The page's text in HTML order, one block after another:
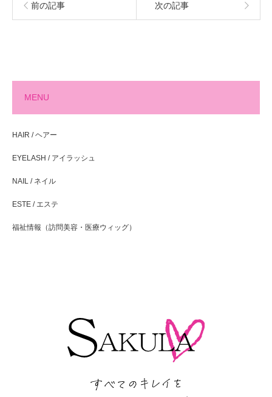
前の記事 次の記事
MENU
HAIR / ヘアー
EYELASH / アイラッシュ
NAIL / ネイル
ESTE / エステ
福祉情報（訪問美容・医療ウィッグ）